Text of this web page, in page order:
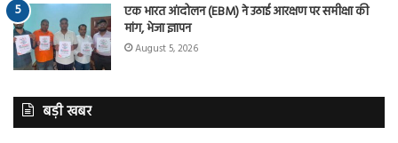
एक भारत आंदोलन (EBM) ने उठाई आरक्षण पर समीक्षा की
मांग, भेजा ज्ञापन
August 5, 2026
बड़ी खबर